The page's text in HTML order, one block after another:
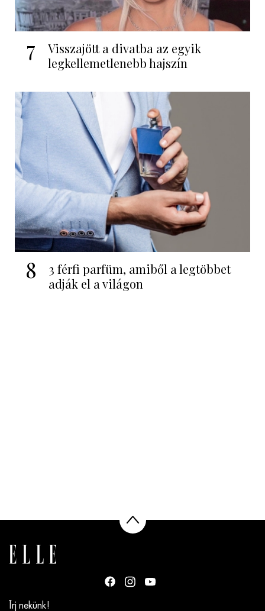
7
Visszajött a divatba az egyik
legkellemetlenebb hajszín
8
3 férfi parfüm, amiből a legtöbbet
adják el a világon
Írj nekünk!